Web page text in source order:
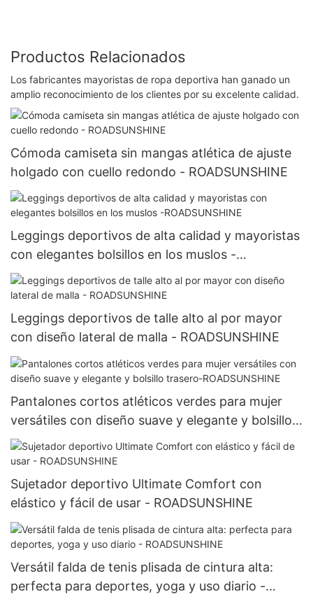
Productos Relacionados
Los fabricantes mayoristas de ropa deportiva han ganado un
amplio reconocimiento de los clientes por su excelente calidad.
Cómoda camiseta sin mangas atlética de ajuste
holgado con cuello redondo - ROADSUNSHINE
Leggings deportivos de alta calidad y mayoristas
con elegantes bolsillos en los muslos -
ROADSUNSHINE
Leggings deportivos de talle alto al por mayor
con diseño lateral de malla - ROADSUNSHINE
Pantalones cortos atléticos verdes para mujer
versátiles con diseño suave y elegante y bolsillo
trasero-ROADSUNSHINE
Sujetador deportivo Ultimate Comfort con
elástico y fácil de usar - ROADSUNSHINE
Versátil falda de tenis plisada de cintura alta:
perfecta para deportes, yoga y uso diario -